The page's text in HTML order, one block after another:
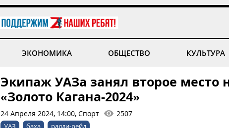
ЭКОНОМИКА ОБЩЕСТВО КУЛЬТУРА
Экипаж УАЗа занял второе место
«Золото Кагана-2024»
24 Апреля 2024, 14:00, Спорт 2507
УАЗ баха ралли-рейд